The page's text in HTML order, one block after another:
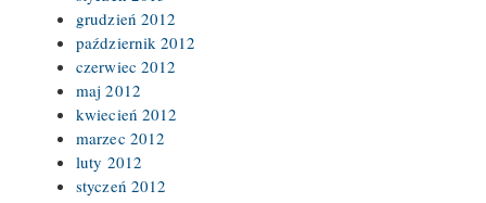
grudzień 2012
październik 2012
czerwiec 2012
maj 2012
kwiecień 2012
marzec 2012
luty 2012
styczeń 2012